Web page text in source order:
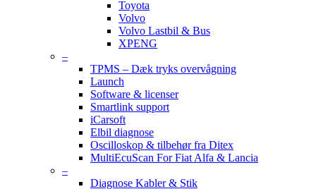
Toyota
Volvo
Volvo Lastbil & Bus
XPENG
–
TPMS – Dæk tryks overvågning
Launch
Software & licenser
Smartlink support
iCarsoft
Elbil diagnose
Oscilloskop & tilbehør fra Ditex
MultiEcuScan For Fiat Alfa & Lancia
–
Diagnose Kabler & Stik